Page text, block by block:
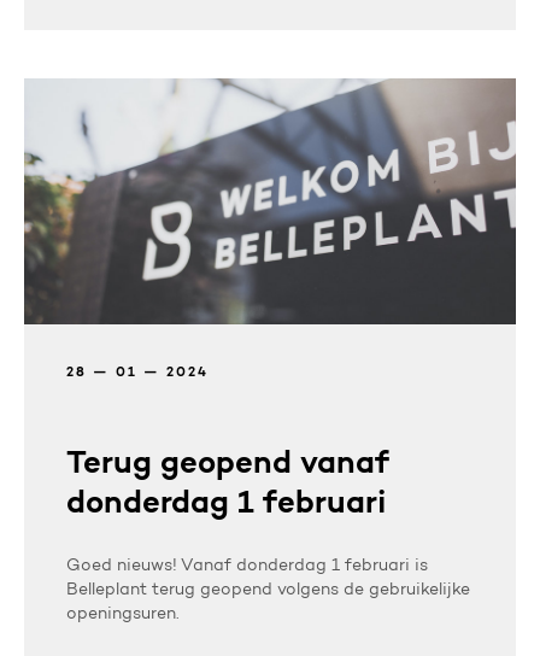
28 — 01 — 2024
Terug geopend vanaf
donderdag 1 februari
Goed nieuws! Vanaf donderdag 1 februari is
Belleplant terug geopend volgens de gebruikelijke
openingsuren.